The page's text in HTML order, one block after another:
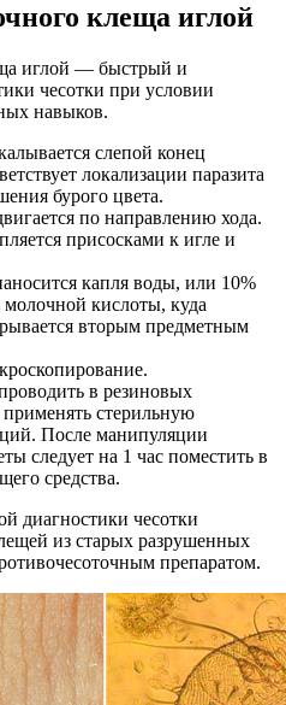
клеща иглой
иглой — быстрый и
чесотки при условии
навыков.
слепой конец
локализации паразита
бурого цвета.
по направлению хода.
присосками к игле и
капля воды, или 10%
кислоты, куда
вторым предметным
в резиновых
стерильную
После манипуляции
следует на 1 час поместить в
средства.
диагностики чесотки
из старых разрушенных
препаратом.